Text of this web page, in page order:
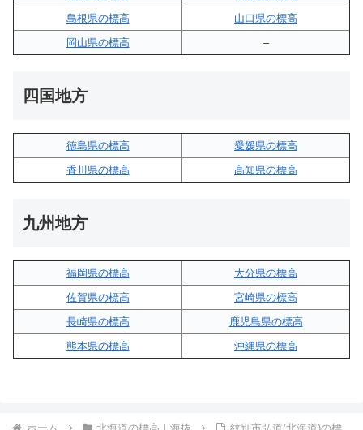
島根県の標高
山口県の標高
岡山県の標高
–
四国地方
徳島県の標高
愛媛県の標高
香川県の標高
高知県の標高
九州地方
福岡県の標高
大分県の標高
佐賀県の標高
宮崎県の標高
長崎県の標高
鹿児島県の標高
熊本県の標高
沖縄県の標高